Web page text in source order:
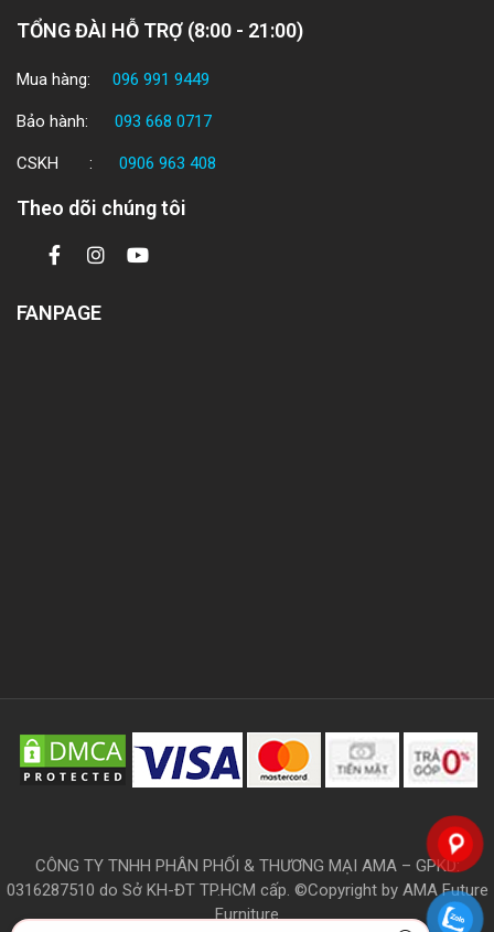
TỔNG ĐÀI HỖ TRỢ (8:00 - 21:00)
Mua hàng: 096 991 9449
Bảo hành: 093 668 0717
CSKH : 0906 963 408
Theo dõi chúng tôi
FANPAGE
CÔNG TY TNHH PHÂN PHỐI & THƯƠNG MẠI AMA – GPKD:
0316287510 do Sở KH-ĐT TP.HCM cấp. ©Copyright by AMA Future
Furniture